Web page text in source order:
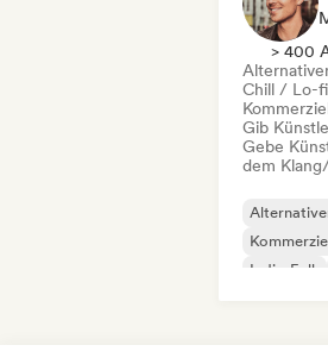
> 400
Chill / Lo-
Gib
Gebe
dem
Indie-Folk